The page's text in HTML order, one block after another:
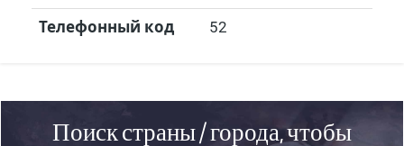
Телефонный код 52
Поиск страны / города, чтобы